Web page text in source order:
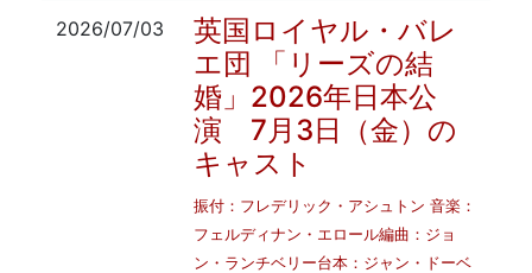
2026/07/03
英国ロイヤル・バレ
エ団 「リーズの結
婚」2026年日本公
演 7月3日（金）の
キャスト
振付：フレデリック・アシュトン 音楽：
フェルディナン・エロール編曲：ジョ
ン・ランチベリー台本：ジャン・ドーベ